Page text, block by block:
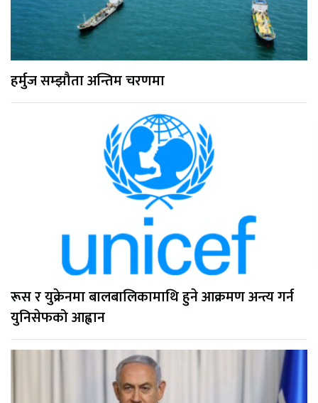
हर्मुज सम्झौता अन्तिम चरणमा
रूस र युक्रेनमा बालबालिकामाथि हुने आक्रमण अन्त्य गर्न
युनिसेफको आह्वान